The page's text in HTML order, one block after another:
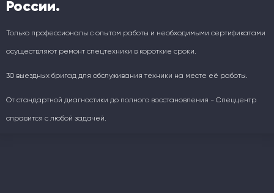
России.
Только профессионалы с опытом работы и необходимыми сертификатами
осуществляют ремонт спецтехники в короткие сроки.
30 выездных бригад для обслуживания техники на месте её работы.
От стандартной диагностики до полного восстановления - Спеццентр
справится с любой задачей.